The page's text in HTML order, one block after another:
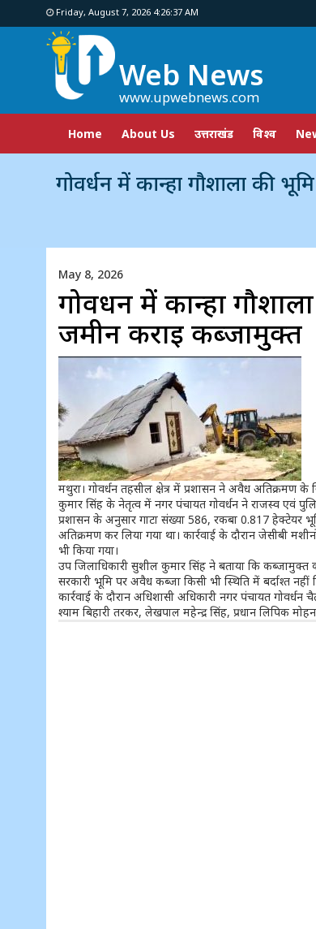
Friday, August 7, 2026 4:26:38 AM
Web News
www.upwebnews.com
Home About Us उत्तराखंड विश्व
गोवर्धन में कान्हा गौशाला की भूमि से हटाया
May 8, 2026
गोवर्धन में कान्हा
जमीन कराई कब्जामुक्त
मथुरा। गोवर्धन तहसील क्षेत्र में प्रशासन ने अवैध अतिक्रमण
कुमार सिंह के नेतृत्व में नगर पंचायत गोवर्धन ने राजस्व एवं
प्रशासन के अनुसार गाटा संख्या 586, रकबा 0.817 हेक्टेयर
अतिक्रमण कर लिया गया था। कार्रवाई के दौरान जेसीबी
भी किया गया।
उप जिलाधिकारी सुशील कुमार सिंह ने बताया कि कब्जामुक्त
सरकारी भूमि पर अवैध कब्जा किसी भी स्थिति में बर्दाश्त
कार्रवाई के दौरान अधिशासी अधिकारी नगर पंचायत गोवर्धन
श्याम बिहारी तरकर, लेखपाल महेन्द्र सिंह, प्रधान लिपिक